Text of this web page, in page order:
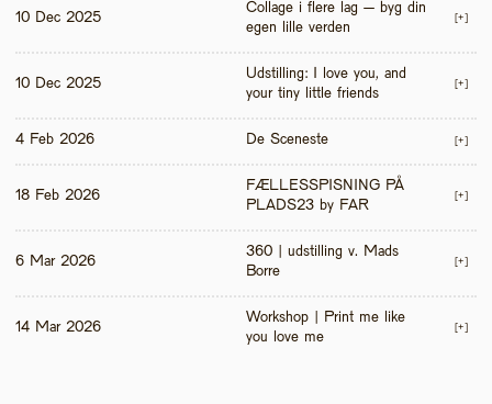
10 Dec 2025
Collage i flere lag – byg din
egen lille verden
[+]
10 Dec 2025
Udstilling: I love you, and
your tiny little friends
[+]
4 Feb 2026 De Sceneste [+]
18 Feb 2026
FÆLLESSPISNING PÅ
PLADS23 by FAR
[+]
6 Mar 2026
360 | udstilling v. Mads
Borre
[+]
14 Mar 2026
Workshop | Print me like
you love me
[+]